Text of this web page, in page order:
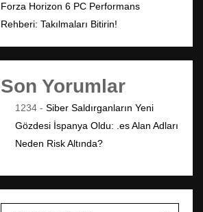
Forza Horizon 6 PC Performans
Rehberi: Takılmaları Bitirin!
Son Yorumlar
1234 - Siber Saldırganların Yeni
Gözdesi İspanya Oldu: .es Alan Adları
Neden Risk Altında?